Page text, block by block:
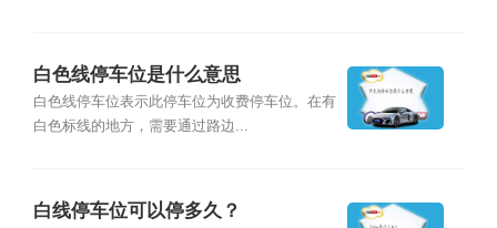
白色线停车位是什么意思
白色线停车位表示此停车位为收费停车位。在有
白色标线的地方，需要通过路边...
白线停车位可以停多久？